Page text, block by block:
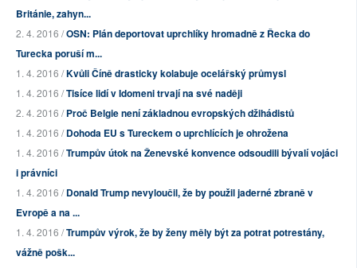
Británie, zahyn...
2. 4. 2016 /OSN: Plán deportovat uprchlíky hromadně z Řecka do
Turecka poruší m...
1. 4. 2016 /Kvůli Číně drasticky kolabuje ocelářský průmysl
1. 4. 2016 /Tisíce lidí v Idomeni trvají na své naději
2. 4. 2016 /Proč Belgie není základnou evropských džihádistů
1. 4. 2016 /Dohoda EU s Tureckem o uprchlících je ohrožena
1. 4. 2016 /Trumpův útok na Ženevské konvence odsoudili bývalí vojáci
i právníci
1. 4. 2016 /Donald Trump nevyloučil, že by použil jaderné zbraně v
Evropě a na ...
1. 4. 2016 /Trumpův výrok, že by ženy měly být za potrat potrestány,
vážně pošk...